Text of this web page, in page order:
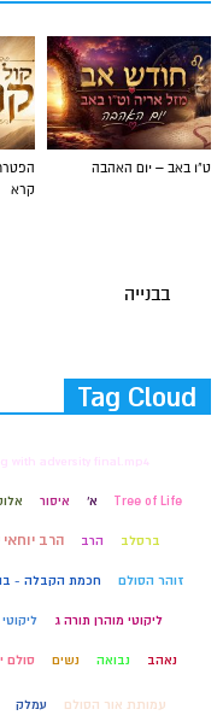
קרא
ט"ו באב – יום האהבה
בבנייה
Tag Cloud
with adversity final.mp4
Tree of Life א' איסור
ברסלב הרב הרב יוחאי
זוהר הסולם חכמת הקבלה -
ליקוטי מוהרן תורה ג
נאהב נבואה נשים סולם
עמותת אור הסולם עמלק